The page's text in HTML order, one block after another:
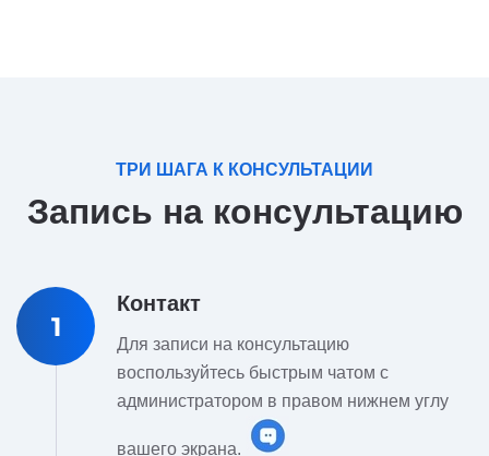
ТРИ ШАГА К КОНСУЛЬТАЦИИ
Запись на консультацию
1
Контакт
Для записи на консультацию
воспользуйтесь быстрым чатом с
администратором в правом нижнем углу
вашего экрана.